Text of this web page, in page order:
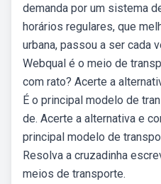
demanda por um sistema
horários regulares, que
urbana, passou a ser cada
Webqual é o meio de
com rato? Acerte a
É o principal modelo de
de. Acerte a alternativa e
principal modelo de
Resolva a cruzadinha
meios de transporte.